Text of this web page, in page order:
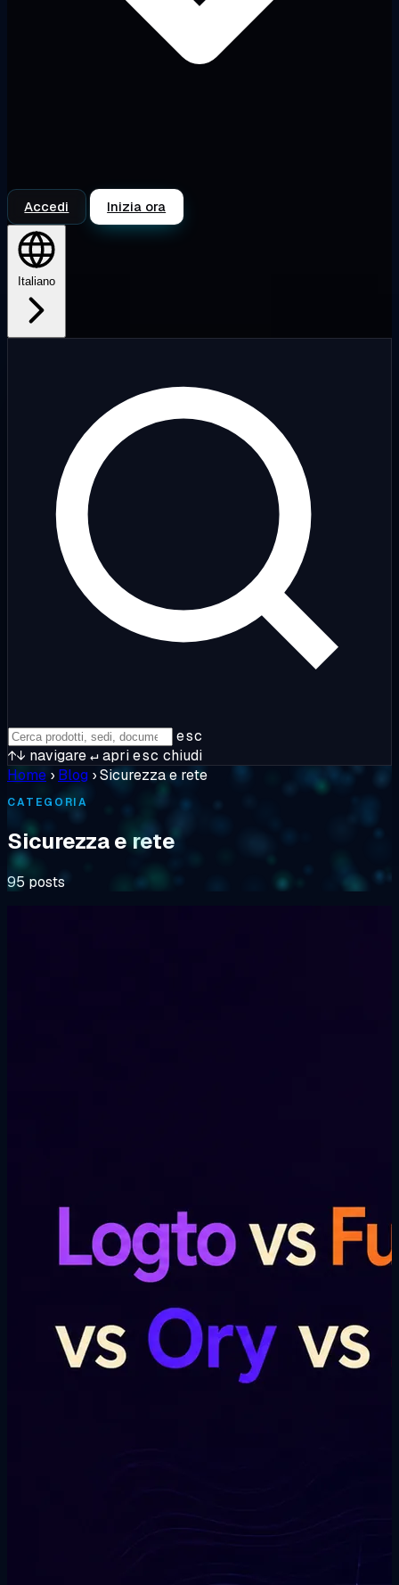
Accedi Inizia ora
Italiano
esc
↑↓ navigare↵apriesc chiudi
Home › Blog ›Sicurezza e rete
CATEGORIA
Sicurezza e rete
95 posts